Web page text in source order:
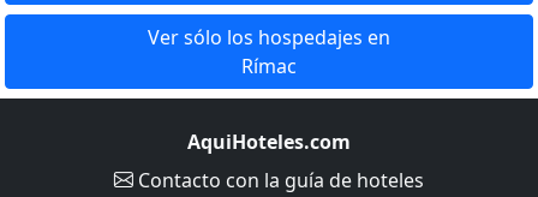
Ver sólo los hospedajes en
Rímac
AquiHoteles.com
Contacto con la guía de hoteles